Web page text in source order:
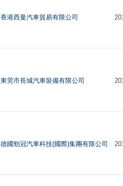
香港西曼汽車貿易有限公司
東莞市長城汽車裝備有限公司
德國勁冠汽車科技(國際)集團有限公司